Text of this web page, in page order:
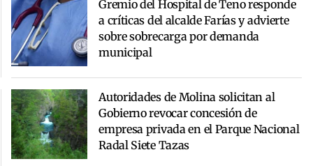
Gremio del Hospital de Teno responde
a críticas del alcalde Farías y advierte
sobre sobrecarga por demanda
municipal
Autoridades de Molina solicitan al
Gobierno revocar concesión de
empresa privada en el Parque Nacional
Radal Siete Tazas